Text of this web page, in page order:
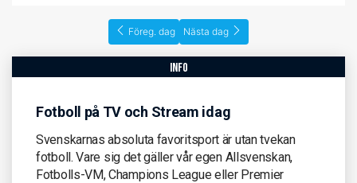
Föreg. dag Nästa dag
info
Fotboll på TV och Stream idag
Svenskarnas absoluta favoritsport är utan tvekan
fotboll. Vare sig det gäller vår egen Allsvenskan,
Fotbolls-VM, Champions League eller Premier